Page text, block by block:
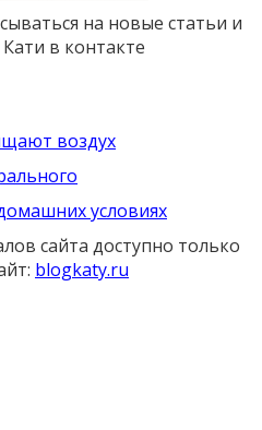
на новые статьи и
в контакте
воздух
условиях
сайта доступно только
blogkaty.ru